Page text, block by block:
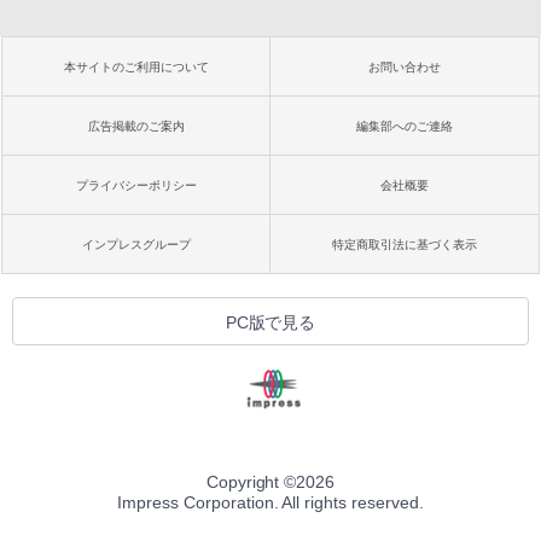
本サイトのご利用について お問い合わせ
広告掲載のご案内 編集部へのご連絡
プライバシーポリシー 会社概要
インプレスグループ 特定商取引法に基づく表示
PC版で見る
Copyright ©2026
Impress Corporation. All rights reserved.